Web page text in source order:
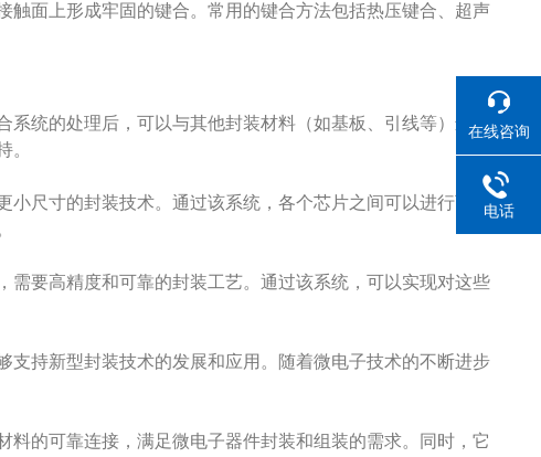
面上形成牢固的键合。常用的键合方法包括热压键合、超声
统的处理后，可以与其他封装材料（如基板、引线等）进行
。
尺寸的封装技术。通过该系统，各个芯片之间可以进行可靠
要高精度和可靠的封装工艺。通过该系统，可以实现对这些
持新型封装技术的发展和应用。随着微电子技术的不断进步
的可靠连接，满足微电子器件封装和组装的需求。同时，它
在线咨询
电话